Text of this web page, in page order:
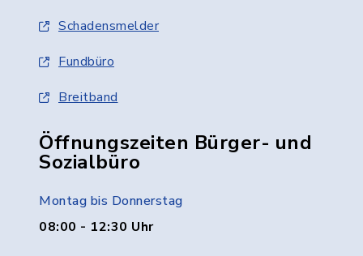
Schadensmelder
Fundbüro
Breitband
Öffnungszeiten Bürger- und
Sozialbüro
Montag bis Donnerstag
08:00 - 12:30 Uhr